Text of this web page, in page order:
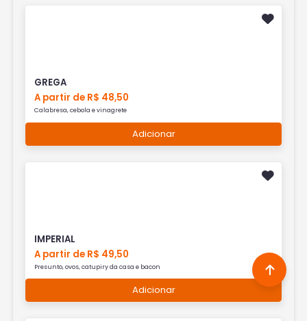
GREGA
A partir de R$ 48,50
Calabresa, cebola e vinagrete
Adicionar
IMPERIAL
A partir de R$ 49,50
Presunto, ovos, catupiry da casa e bacon
Adicionar